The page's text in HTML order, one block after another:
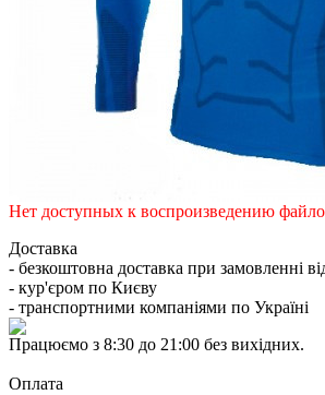
Нет доступных к воспроизведению
Доставка
- безкоштовна доставка при замовленні
- кур'єром по Києву
- транспортними компаніями по Україні
Працюємо з 8:30 до 21:00 без вихідних.
Оплата